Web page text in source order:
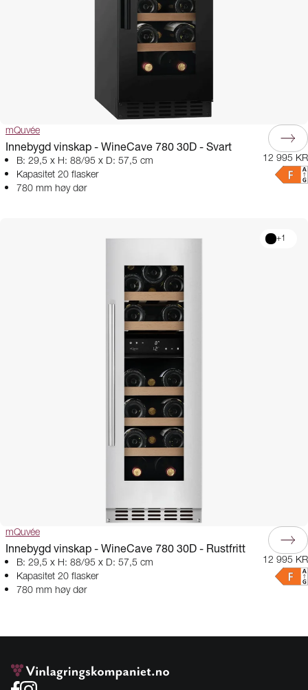
mQuvée
Innebygd vinskap - WineCave 780 30D - Svart
B: 29,5 x H: 88/95 x D: 57,5 cm
Kapasitet 20 flasker
780 mm høy dør
12 995 KR
+1
mQuvée
Innebygd vinskap - WineCave 780 30D - Rustfritt
B: 29,5 x H: 88/95 x D: 57,5 cm
Kapasitet 20 flasker
780 mm høy dør
12 995 KR